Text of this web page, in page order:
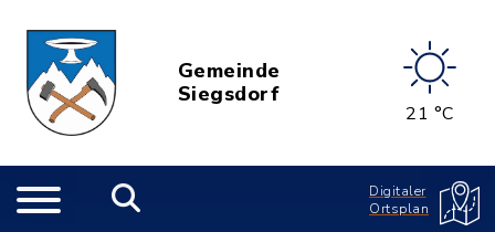
Gemeinde
Siegsdorf
21 °C
Digitaler
Ortsplan